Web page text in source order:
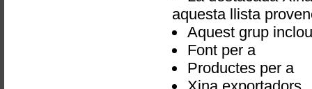
aquesta llista
Aquest grup
Font per a
Productes per a